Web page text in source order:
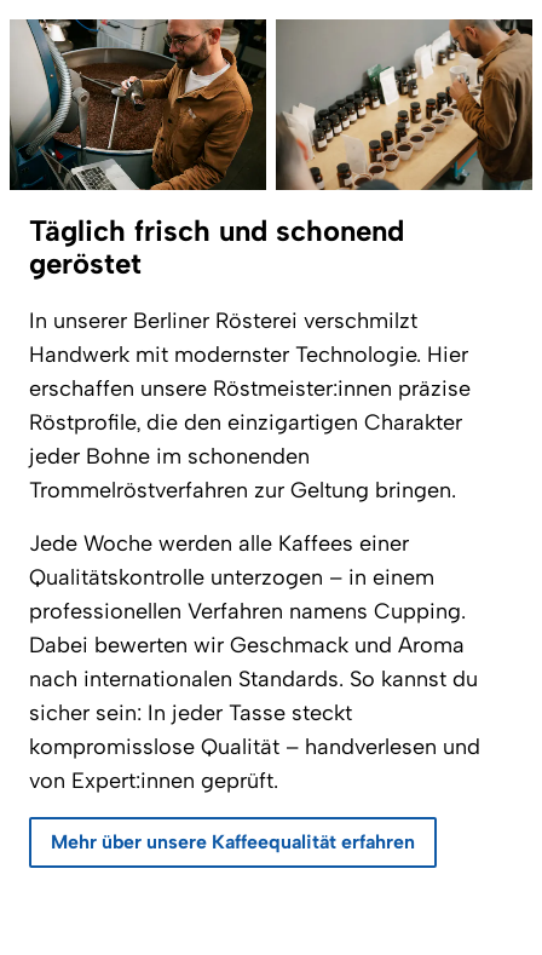
Täglich frisch und schonend
geröstet
In unserer Berliner Rösterei verschmilzt
Handwerk mit modernster Technologie. Hier
erschaffen unsere Röstmeister:innen präzise
Röstprofile, die den einzigartigen Charakter
jeder Bohne im schonenden
Trommelröstverfahren zur Geltung bringen.
Jede Woche werden alle Kaffees einer
Qualitätskontrolle unterzogen – in einem
professionellen Verfahren namens Cupping.
Dabei bewerten wir Geschmack und Aroma
nach internationalen Standards. So kannst du
sicher sein: In jeder Tasse steckt
kompromisslose Qualität – handverlesen und
von Expert:innen geprüft.
Mehr über unsere Kaffeequalität erfahren